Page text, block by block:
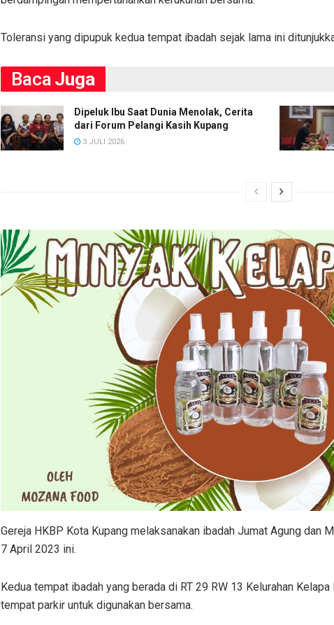
Toleransi yang dipupuk kedua tempat ibadah sejak lama ini
BacaJuga
Dipeluk Ibu Saat Dunia Menolak, Cerita
dari Forum Pelangi Kasih Kupang
3 JULI 2026
Gereja HKBP Kota Kupang melaksanakan ibadah Jumat Agung dan
7 April 2023 ini.
Kedua tempat ibadah yang berada di RT 29 RW 13 Kelurahan
tempat parkir untuk digunakan bersama.